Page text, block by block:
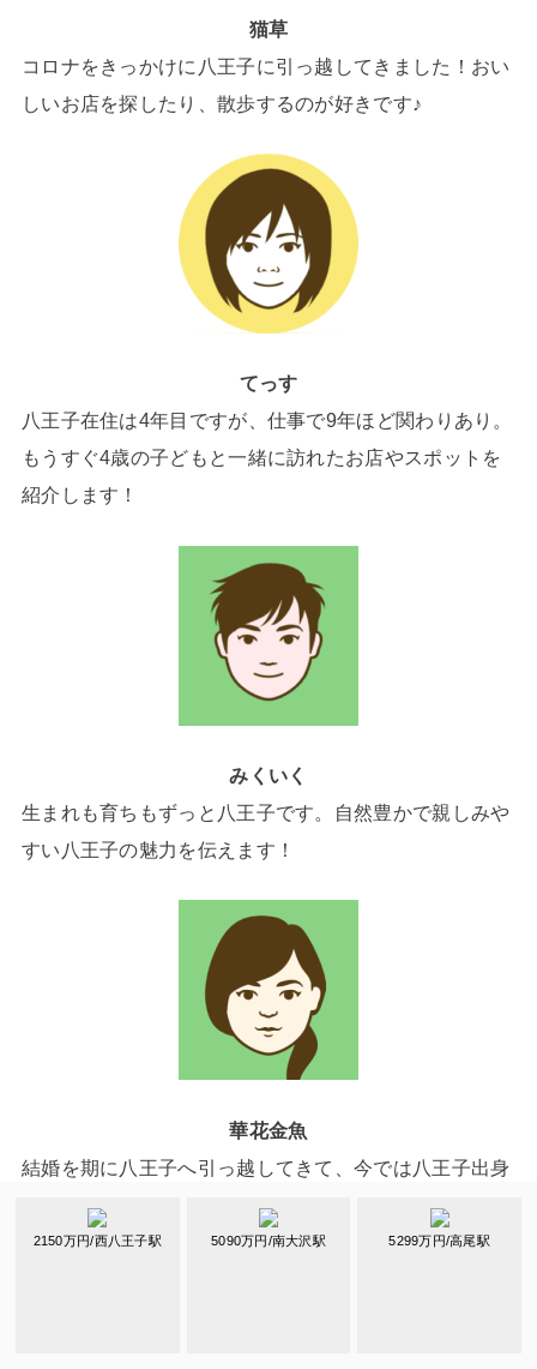
2150万円/西八王子駅 5090万円/南大沢駅 5299万円/高尾駅
猫草
コロナをきっかけに八王子に引っ越してきました！おい
しいお店を探したり、散歩するのが好きです♪
てっす
八王子在住は4年目ですが、仕事で9年ほど関わりあり。
もうすぐ4歳の子どもと一緒に訪れたお店やスポットを
紹介します！
みくいく
生まれも育ちもずっと八王子です。自然豊かで親しみや
すい八王子の魅力を伝えます！
華花金魚
結婚を期に八王子へ引っ越してきて、今では八王子出身
の夫よりも美味しいお店に詳しくなってしまった食いし
ん坊主婦です☆